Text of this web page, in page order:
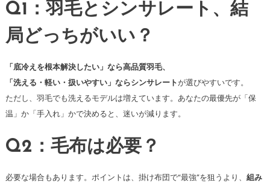
Q1：羽毛とシンサレート、結
局どっちがいい？
「底冷えを根本解決したい」なら高品質羽毛、
「洗える・軽い・扱いやすい」ならシンサレートが選びやすいです。
ただし、羽毛でも洗えるモデルは増えています。あなたの最優先が「保
温」か「手入れ」かで決めると、迷いが減ります。
Q2：毛布は必要？
必要な場合もあります。ポイントは、掛け布団で“最強”を狙うより、 組み